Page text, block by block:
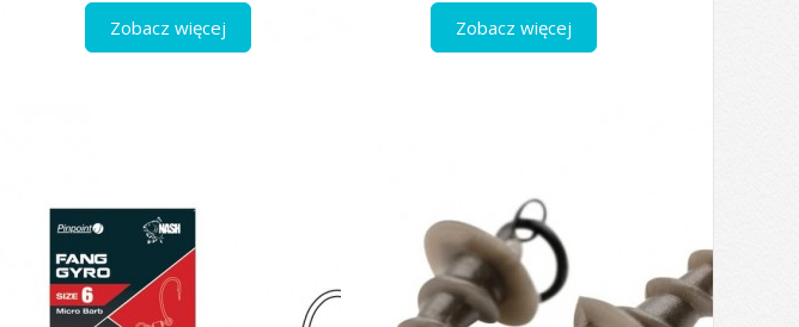
Zobacz więcej Zobacz więcej